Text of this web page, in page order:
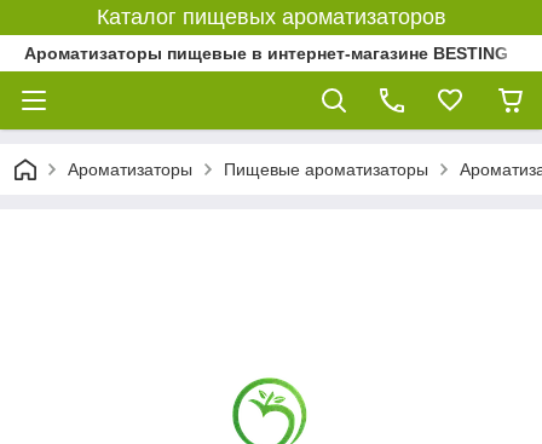
Каталог пищевых ароматизаторов
Ароматизаторы пищевые в интернет-магазине BESTING
Ароматизаторы Пищевые ароматизаторы